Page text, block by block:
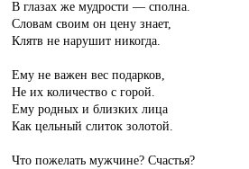
В глазах же мудрости — сполна.
Словам своим он цену знает,
Клятв не нарушит никогда.
Ему не важен вес подарков,
Не их количество с горой.
Ему родных и близких лица
Как цельный слиток золотой.
Что пожелать мужчине? Счастья?